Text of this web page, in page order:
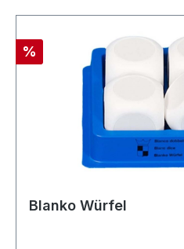
Rabatt
%
Blanko Würfel